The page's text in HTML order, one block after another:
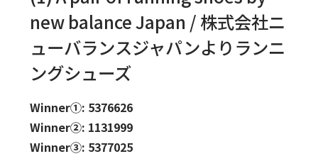
new balance Japan / 株式会社ニ
ューバランスジャパンよりランニ
ングシューズ
Winner①: 5376626
Winner②: 1131999
Winner③: 5377025